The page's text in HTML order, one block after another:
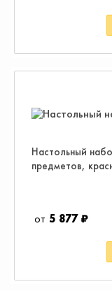
Настольный
предметов,
5 877 ₽